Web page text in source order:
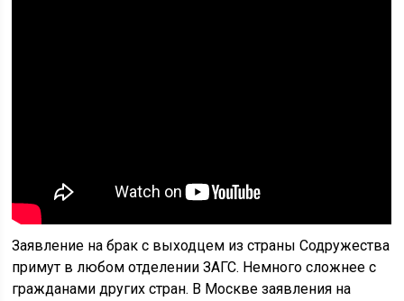
Заявление на брак с выходцем из страны Содружества
примут в любом отделении ЗАГС. Немного сложнее с
гражданами других стран. В Москве заявления на